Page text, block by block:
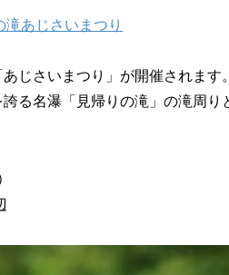
滝あじさいまつり
じさいまつり」が開催されます。
る名瀑「見帰りの滝」の滝周り